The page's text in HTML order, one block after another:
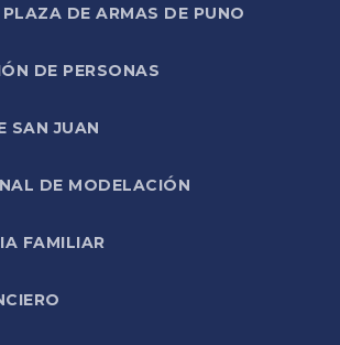
DE ARMAS DE PUNO
DE PERSONAS
SAN JUAN
DE MODELACIÓN
FAMILIAR